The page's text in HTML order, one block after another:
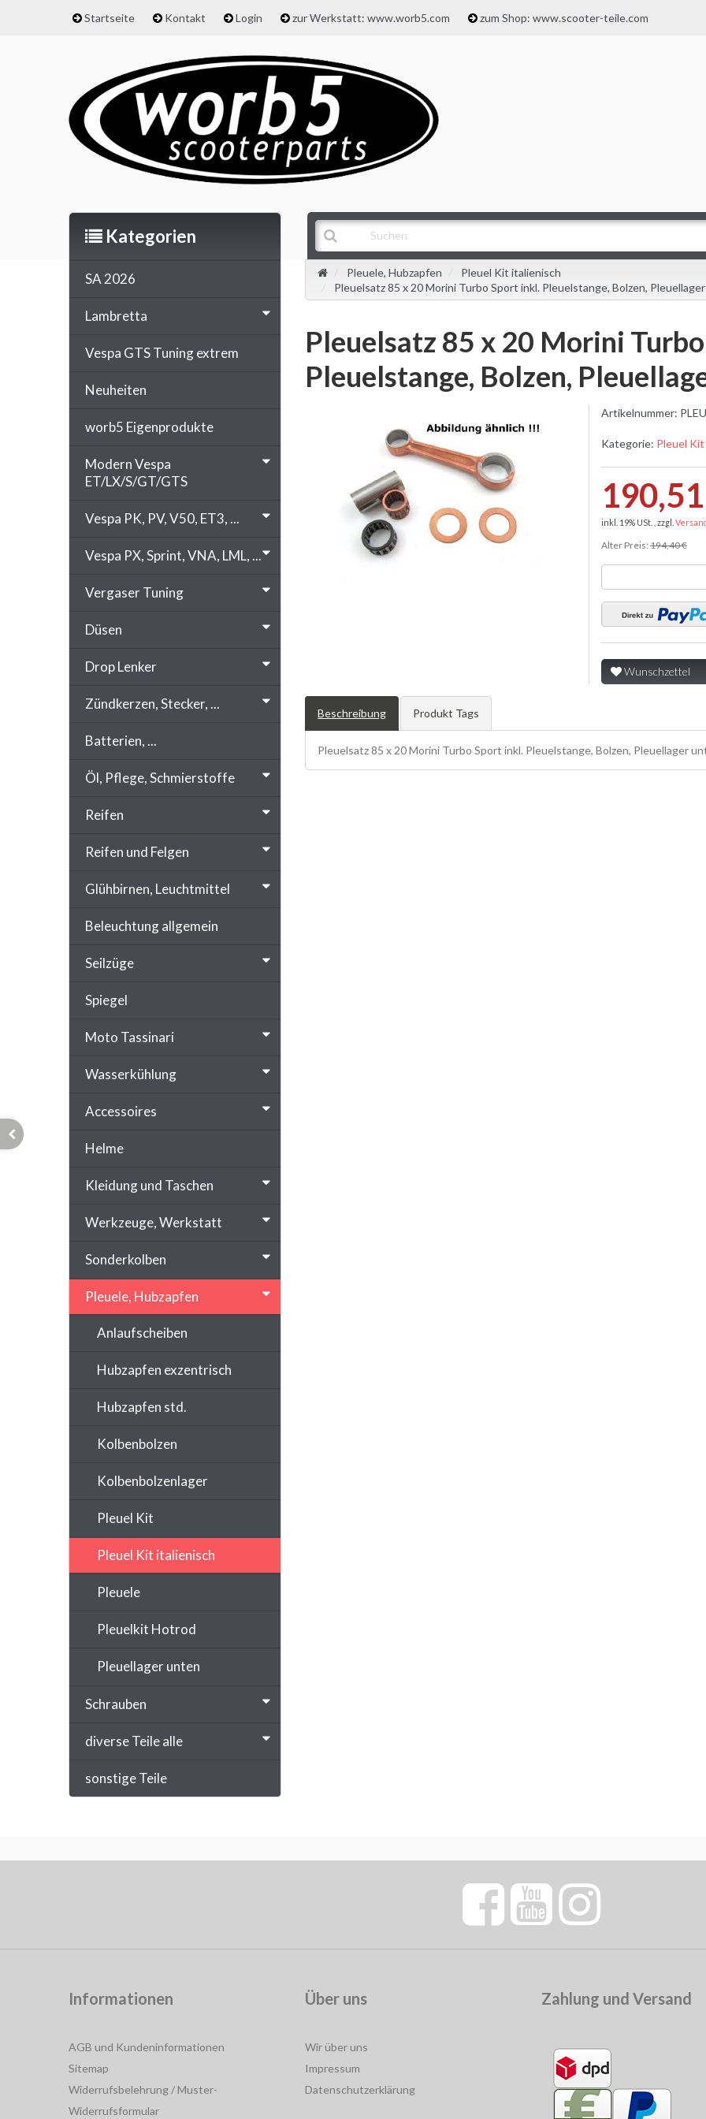
Startseite Kontakt Login zur Werkstatt: www.worb5.com zum Shop: www.scooter-teile.com
Pleuele, Hubzapfen
Pleuel Kit italienisch
Pleuelsatz 85 x 20 Morini Turbo Sport inkl. Pleuelstange, Bolzen,
Pleuelsatz 85 x 20 Morini
Pleuelstange, Bolzen,
Artikelnummer:
Kategorie: Pleuel
inkl. 19% USt. , zzgl.
Alter Preis: 194,40 €
Wunschzettel
Beschreibung Produkt Tags
Pleuelsatz 85 x 20 Morini Turbo Sport inkl. Pleuelstange, Bolzen, Pleuellager
Kategorien
SA 2026
Lambretta
Vespa GTS Tuning extrem
Neuheiten
worb5 Eigenprodukte
Modern Vespa
ET/LX/S/GT/GTS
Vespa PK, PV, V50, ET3, ...
Vespa PX, Sprint, VNA, LML, ...
Vergaser Tuning
Düsen
Drop Lenker
Zündkerzen, Stecker, ...
Batterien, ...
Öl, Pflege, Schmierstoffe
Reifen
Reifen und Felgen
Glühbirnen, Leuchtmittel
Beleuchtung allgemein
Seilzüge
Spiegel
Moto Tassinari
Wasserkühlung
Accessoires
Helme
Kleidung und Taschen
Werkzeuge, Werkstatt
Sonderkolben
Pleuele, Hubzapfen
Anlaufscheiben
Hubzapfen exzentrisch
Hubzapfen std.
Kolbenbolzen
Kolbenbolzenlager
Pleuel Kit
Pleuel Kit italienisch
Pleuele
Pleuelkit Hotrod
Pleuellager unten
Schrauben
diverse Teile alle
sonstige Teile
Informationen
AGB und Kundeninformationen
Sitemap
Widerrufsbelehrung / Muster-
Widerrufsformular
Über uns
Wir über uns
Impressum
Datenschutzerklärung
Zahlung und Versand